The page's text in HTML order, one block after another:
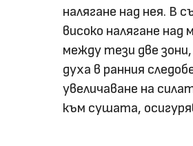
налягане над нея. В
високо налягане
между тези две
духа в ранния
увеличаване на
към сушата,